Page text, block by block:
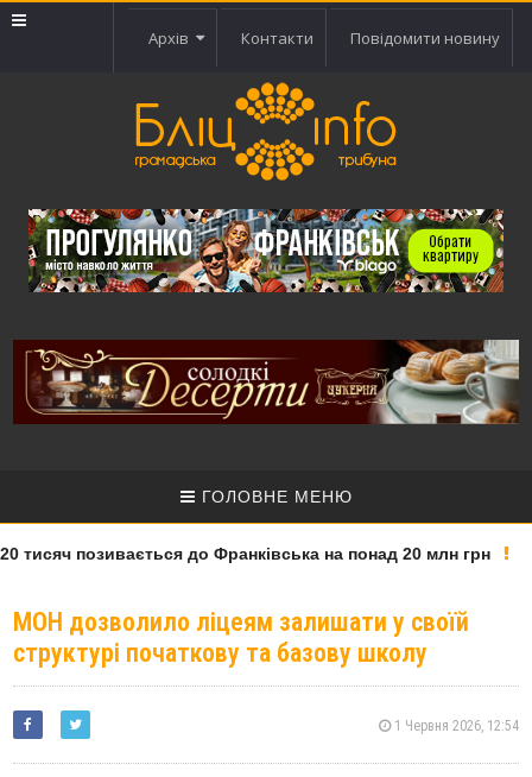
Архів Контакти Повідомити новину
ГОЛОВНЕ МЕНЮ
позивається до Франківська на понад 20 млн грн
МОН дозволило ліцеям залишати у своїй
структурі початкову та базову школу
1 Червня 2026, 12:54